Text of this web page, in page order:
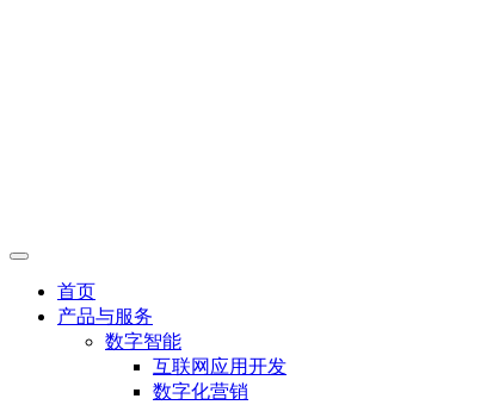
首页
产品与服务
数字智能
互联网应用开发
数字化营销